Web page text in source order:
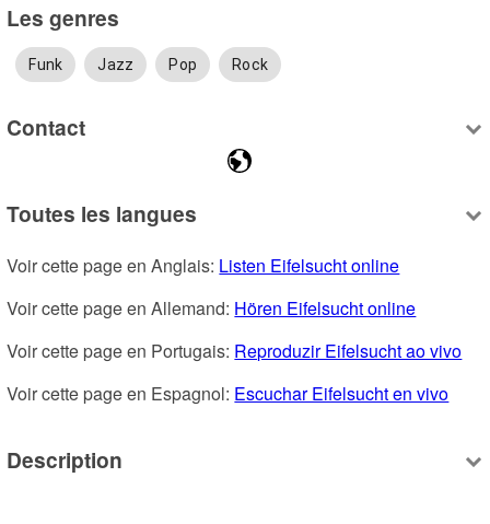
Les genres
Funk Jazz Pop Rock
Contact
Toutes les langues
Voir cette page en Anglais: Listen Eifelsucht online
Voir cette page en Allemand: Hören Eifelsucht online
Voir cette page en Portugais: Reproduzir Eifelsucht ao vivo
Voir cette page en Espagnol: Escuchar Eifelsucht en vivo
Description